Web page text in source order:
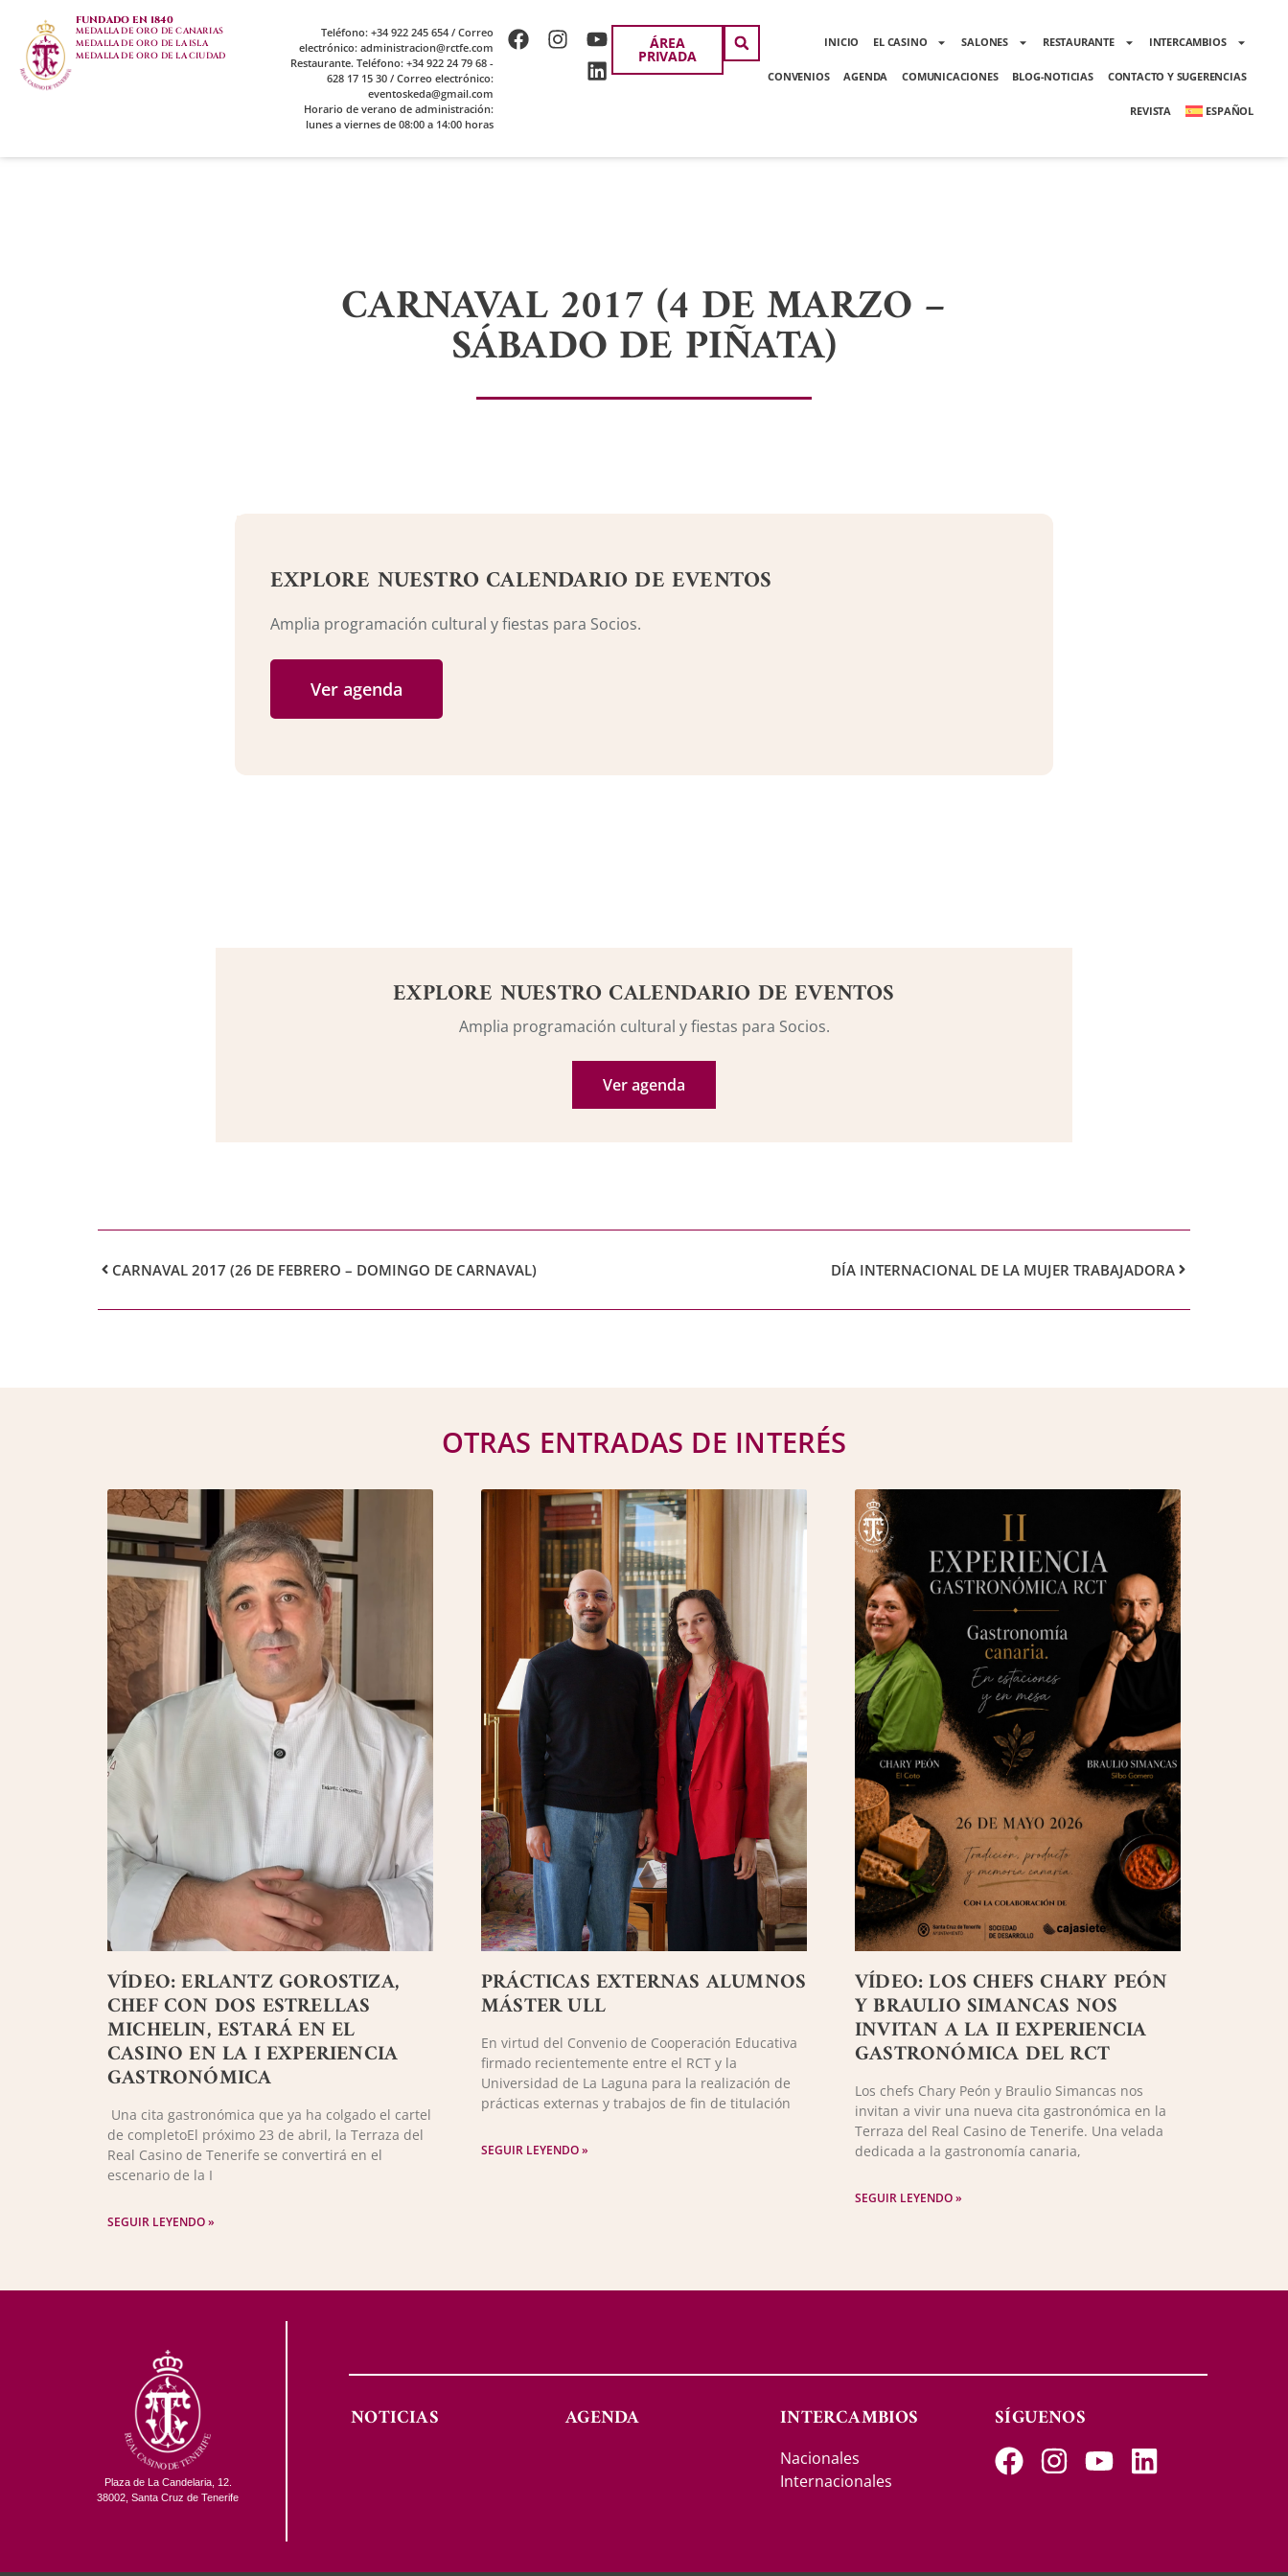
FUNDADO EN 1840
MEDALLA DE ORO DE CANARIAS
MEDALLA DE ORO DE LA ISLA
MEDALLA DE ORO DE LA CIUDAD
Teléfono: +34 922 245 654 / Correo
electrónico: administracion@rctfe.com
Restaurante. Teléfono: +34 922 24 79 68 -
628 17 15 30 / Correo electrónico:
eventoskeda@gmail.com
Horario de verano de administración:
lunes a viernes de 08:00 a 14:00 horas
ÁREA
PRIVADA
INICIO EL CASINO SALONES RESTAURANTE INTERCAMBIOS
CONVENIOS AGENDA COMUNICACIONES BLOG-NOTICIAS CONTACTO Y SUGERENCIAS
REVISTA ESPAÑOL
CARNAVAL 2017 (4 DE MARZO –
SÁBADO DE PIÑATA)
EXPLORE NUESTRO CALENDARIO DE EVENTOS
Amplia programación cultural y fiestas para Socios.
Ver agenda
EXPLORE NUESTRO CALENDARIO DE EVENTOS
Amplia programación cultural y fiestas para Socios.
Ver agenda
CARNAVAL 2017 (26 DE FEBRERO – DOMINGO DE CARNAVAL) DÍA INTERNACIONAL DE LA MUJER TRABAJADORA
OTRAS ENTRADAS DE INTERÉS
VÍDEO: ERLANTZ GOROSTIZA,
CHEF CON DOS ESTRELLAS
MICHELIN, ESTARÁ EN EL
CASINO EN LA I EXPERIENCIA
GASTRONÓMICA
Una cita gastronómica que ya ha colgado el cartel
de completoEl próximo 23 de abril, la Terraza del
Real Casino de Tenerife se convertirá en el
escenario de la I
SEGUIR LEYENDO »
PRÁCTICAS EXTERNAS ALUMNOS
MÁSTER ULL
En virtud del Convenio de Cooperación Educativa
firmado recientemente entre el RCT y la
Universidad de La Laguna para la realización de
prácticas externas y trabajos de fin de titulación
SEGUIR LEYENDO »
VÍDEO: LOS CHEFS CHARY PEÓN
Y BRAULIO SIMANCAS NOS
INVITAN A LA II EXPERIENCIA
GASTRONÓMICA DEL RCT
Los chefs Chary Peón y Braulio Simancas nos
invitan a vivir una nueva cita gastronómica en la
Terraza del Real Casino de Tenerife. Una velada
dedicada a la gastronomía canaria,
SEGUIR LEYENDO »
Plaza de La Candelaria, 12.
38002, Santa Cruz de Tenerife
NOTICIAS AGENDA INTERCAMBIOS
Nacionales
Internacionales
SÍGUENOS